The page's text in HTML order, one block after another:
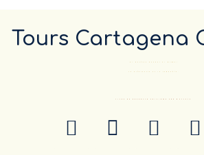
Tours Cartagena